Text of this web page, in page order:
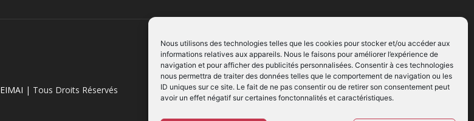
Nous utilisons des technologies telles que les cookies pour stocker et/ou accéder aux
informations relatives aux appareils. Nous le faisons pour améliorer l’expérience de
navigation et pour afficher des publicités personnalisées. Consentir à ces technologies
nous permettra de traiter des données telles que le comportement de navigation ou les
ID uniques sur ce site. Le fait de ne pas consentir ou de retirer son consentement peut
avoir un effet négatif sur certaines fonctonnalités et caractéristiques.
EIMAI | Tous Droits Réservés
SUIVEZ NOUS